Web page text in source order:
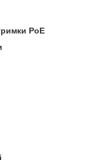
PoE